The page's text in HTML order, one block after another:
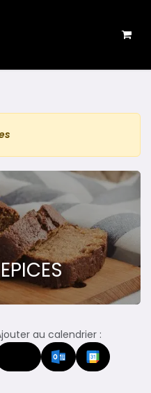
au calendrier :